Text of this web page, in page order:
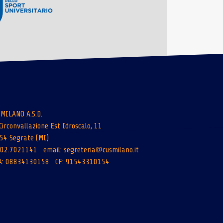
A.S.D.
Est Idroscalo, 11
Segrate (MI)
02.7021141 email: segreteria@cusmilano.it
08834130158 CF: 91543310154